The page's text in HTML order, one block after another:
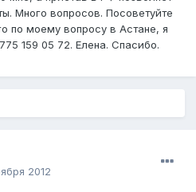
Много вопросов. Посоветуйте
по моему вопросу в Астане, я
159 05 72. Елена. Спасибо.
2012